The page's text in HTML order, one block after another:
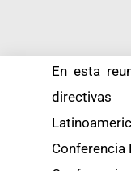
En esta
Conferencia